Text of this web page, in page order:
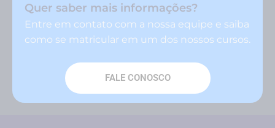
Quer saber mais informações?
Entre em contato com a nossa equipe e saiba
como se matricular em um dos nossos cursos.
FALE CONOSCO